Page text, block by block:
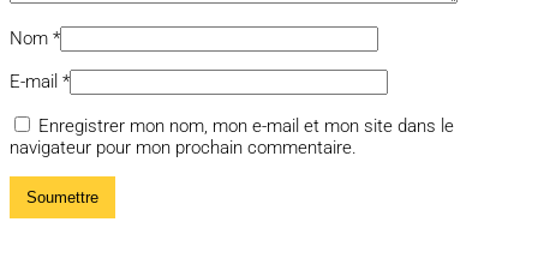
Nom *
E-mail *
Enregistrer mon nom, mon e-mail et mon site dans le
navigateur pour mon prochain commentaire.